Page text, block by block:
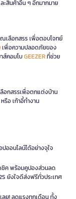
ะสินค้าอื่น ๆ อีกมากมาย
เลือกสรร เพื่อตอบโจทย์
เพื่อความปลอดภัยของ
ส์คอมโบGEEZERที่ช่วย
อกสรรเพื่อตกแต่งบ้าน
หรือ เก้าอี้ทำงาน
ออนไลน์ได้อย่างจุใจ
ชิค พร้อมคูปองส่วนลด
ยังใจดีส่งฟรีทั่วประเทศ
ลย! ลดแรงทุกเดือน ทั้ง